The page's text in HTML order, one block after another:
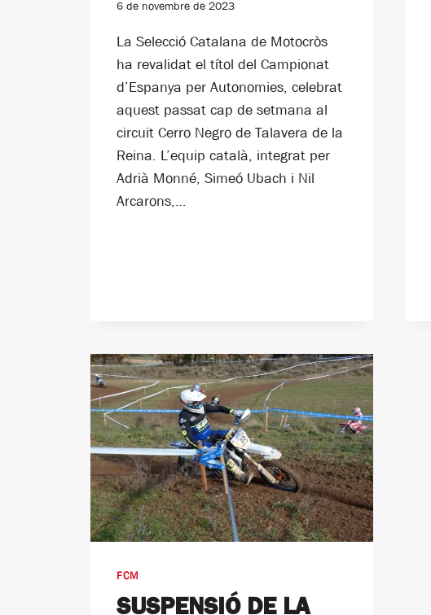
6 de novembre de 2023
La Selecció Catalana de Motocròs
ha revalidat el títol del Campionat
d’Espanya per Autonomies, celebrat
aquest passat cap de setmana al
circuit Cerro Negro de Talavera de la
Reina. L’equip català, integrat per
Adrià Monné, Simeó Ubach i Nil
Arcarons,…
FCM
SUSPENSIÓ DE LA